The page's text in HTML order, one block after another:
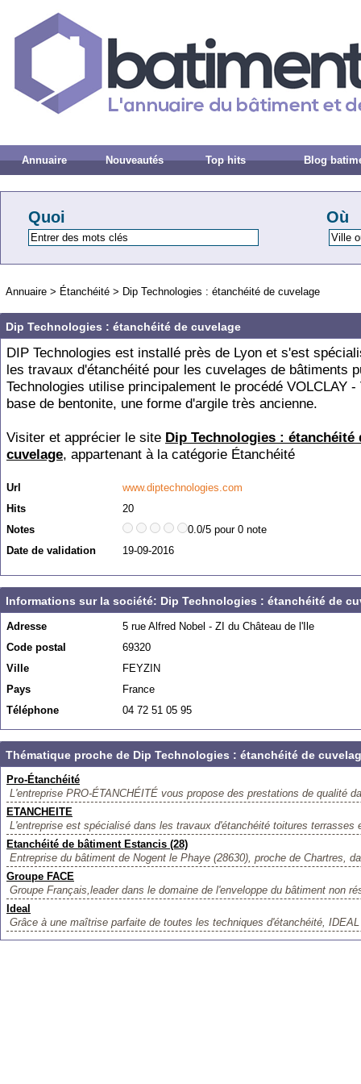
Annuaire Nouveautés Top hits Blog
Quoi Où
Annuaire > Étanchéité > Dip Technologies : étanchéité de cuvelage
Dip Technologies : étanchéité de cuvelage
DIP Technologies est installé près de Lyon et s'est
les travaux d'étanchéité pour les cuvelages de bâtiments
Technologies utilise principalement le procédé VOLCLAY -
base de bentonite, une forme d'argile très ancienne.
Visiter et apprécier le site Dip Technologies : étanchéité
cuvelage, appartenant à la catégorie Étanchéité
Url
www.diptechnologies.com
Hits
20
Notes
0.0/5 pour 0 note
Date de validation
19-09-2016
Informations sur la société: Dip Technologies : étanchéité de
Adresse
5 rue Alfred Nobel - ZI du Château de l'Ile
Code postal
69320
Ville
FEYZIN
Pays
France
Téléphone
04 72 51 05 95
Thématique proche de Dip Technologies : étanchéité de
Pro-Étanchéité
L'entreprise PRO-ÉTANCHÉITÉ vous propose des prestations de qualité
ETANCHEITE
L'entreprise est spécialisé dans les travaux d'étanchéité toitures terrasses
Etanchéité de bâtiment Estancis (28)
Entreprise du bâtiment de Nogent le Phaye (28630), proche de Chartres,
Groupe FACE
Groupe Français,leader dans le domaine de l'enveloppe du bâtiment non
Ideal
Grâce à une maîtrise parfaite de toutes les techniques d'étanchéité,